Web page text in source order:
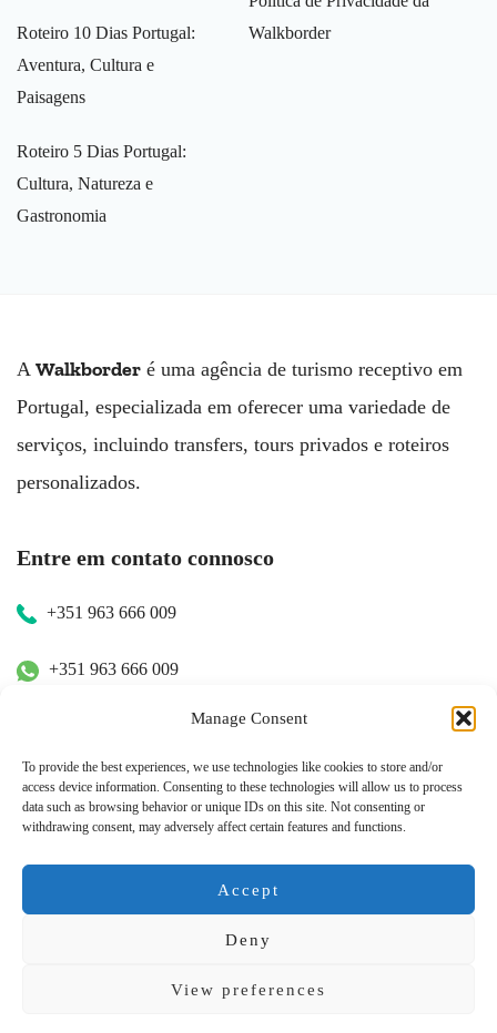
Manage Consent
To provide the best experiences, we use technologies like cookies to store and/or
access device information. Consenting to these technologies will allow us to process
data such as browsing behavior or unique IDs on this site. Not consenting or
withdrawing consent, may adversely affect certain features and functions.
Accept
Deny
View preferences
Roteiro 10 Dias Portugal:
Aventura, Cultura e
Paisagens
Roteiro 5 Dias Portugal:
Cultura, Natureza e
Gastronomia
Walkborder
A Walkborder é uma agência de turismo receptivo em
Portugal, especializada em oferecer uma variedade de
serviços, incluindo transfers, tours privados e roteiros
personalizados.
Entre em contato connosco
+351 963 666 009
+351 963 666 009
Contacte-nos